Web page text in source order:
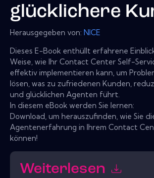
glücklichere
Herausgegeben von: NICE
Dieses E-Book enthüllt erfahrene
Weise, wie Ihr Contact Center Self-
effektiv implementieren kann, um
lösen, was zu zufriedenen Kunden,
und glücklichen Agenten führt.
In diesem eBook werden Sie lernen:
Download, um herauszufinden, wie Sie
Agentenerfahrung in Ihrem Contact
können!
Weiterlesen